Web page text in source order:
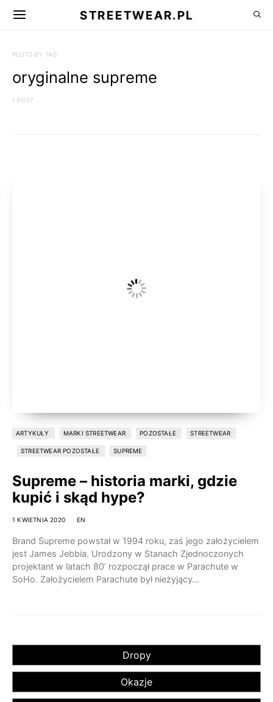
STREETWEAR.PL
POSTS BY TAG
oryginalne supreme
1 POST
ARTYKUŁY MARKI STREETWEAR POZOSTAŁE STREETWEAR
STREETWEAR POZOSTAŁE SUPREME
Supreme – historia marki, gdzie
kupić i skąd hype?
1 KWIETNIA 2020 EN
Brand Supreme powstał w 1994 roku, zaś jego założycielem
jest James Jebbia. Urodzony w Stanach Zjednoczonych
projektant w latach 80’ rozpoczął prace w Parachute w
SoHo. Założycielem Parachute był nieżyjący…
Dropy
Okazje